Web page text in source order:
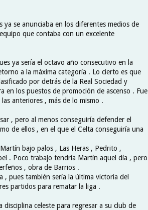
se anunciaba en los diferentes medios de
que contaba con un excelente
ya sería el octavo año consecutivo en la
a la máxima categoría . Lo cierto es que
por detrás de la Real Sociedad y
los puestos de promoción de ascenso . Fue
anteriores , más de lo mismo .
, pero al menos conseguiría defender el
de ellos , en el que el Celta conseguiría una
bajo palos , Las Heras , Pedrito ,
. Poco trabajo tendría Martín aquel día , pero
, obra de Barrios .
pues también sería la última victoria del
partidos para rematar la liga .
celeste para regresar a su club de